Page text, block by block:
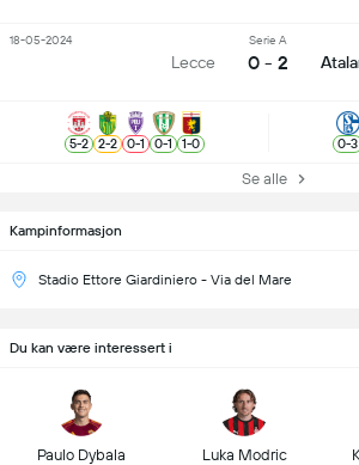
Kampinformasjon
Stadio Ettore Giardiniero - Via del Mare
Lecce
Serie A
0 - 2
18-05-2024
5-2 2-2 0-1 0-1 1-0 0-3
Se alle
Du kan være interessert i
Paulo Dybala Luka Modric